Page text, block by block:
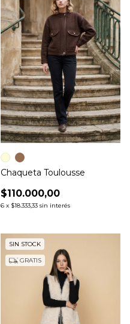
Chaqueta Toulousse
$110.000,00
6 x $18.333,33 sin interés
SIN STOCK
GRATIS